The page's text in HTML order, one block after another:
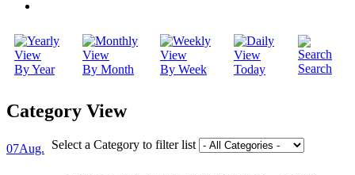
By Year By Month By Week Today Search
Category View
Select a Category to filter list
07Aug.